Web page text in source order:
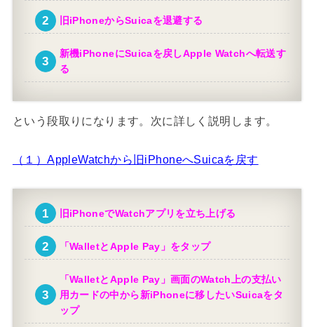
旧iPhoneからSuicaを退避する
新機iPhoneにSuicaを戻しApple Watchへ転送す
る
という段取りになります。次に詳しく説明します。
（１）AppleWatchから旧iPhoneへSuicaを戻す
旧iPhoneでWatchアプリを立ち上げる
「WalletとApple Pay」をタップ
「WalletとApple Pay」画面のWatch上の支払い
用カードの中から新iPhoneに移したいSuicaをタ
ップ